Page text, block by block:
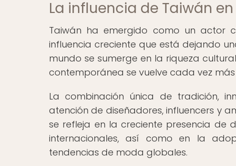
La influencia de Taiwán
Taiwán ha emergido como un actor
influencia creciente que está dejando
mundo se sumerge en la riqueza
contemporánea se vuelve cada vez
La combinación única de tradición,
atención de diseñadores, influencers y
se refleja en la creciente presencia de
internacionales, así como en la
tendencias de moda globales.